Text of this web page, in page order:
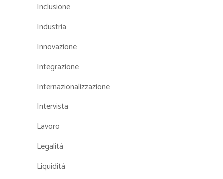
Inclusione
Industria
Innovazione
Integrazione
Internazionalizzazione
Intervista
Lavoro
Legalità
Liquidità